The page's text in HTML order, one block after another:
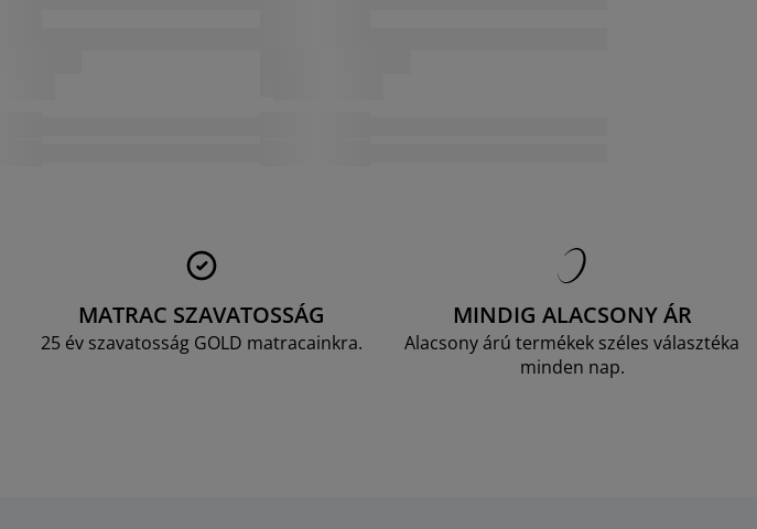
MATRAC SZAVATOSSÁG
25 év szavatosság GOLD matracainkra.
MINDIG ALACSONY ÁR
Alacsony árú termékek széles választéka
minden nap.